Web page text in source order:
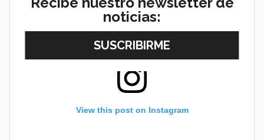
View this post on Instagram
noticias: